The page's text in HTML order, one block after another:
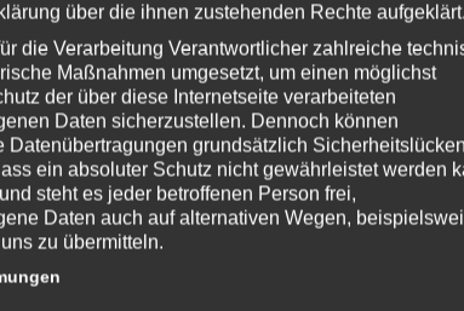
über die ihnen zustehenden Rechte aufgeklärt.
die Verarbeitung Verantwortlicher zahlreiche
Maßnahmen umgesetzt, um einen möglichst
der über diese Internetseite verarbeiteten
Daten sicherzustellen. Dennoch können
Datenübertragungen grundsätzlich Sicherheitslücken
ein absoluter Schutz nicht gewährleistet werden
steht es jeder betroffenen Person frei,
Daten auch auf alternativen Wegen,
zu übermitteln.